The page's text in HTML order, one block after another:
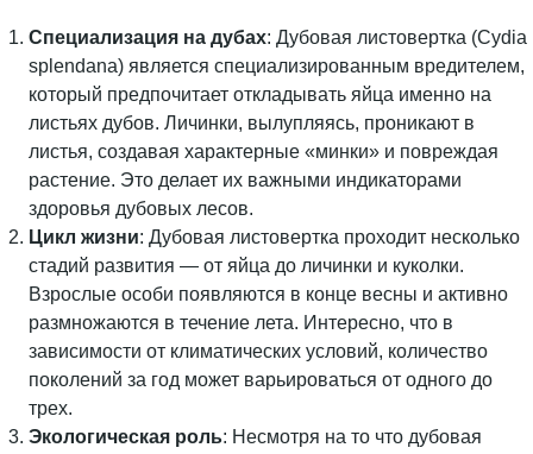
Специализация на дубах: Дубовая листовертка (Cydia
splendana) является специализированным вредителем,
который предпочитает откладывать яйца именно на
листьях дубов. Личинки, вылупляясь, проникают в
листья, создавая характерные «минки» и повреждая
растение. Это делает их важными индикаторами
здоровья дубовых лесов.
Цикл жизни: Дубовая листовертка проходит несколько
стадий развития — от яйца до личинки и куколки.
Взрослые особи появляются в конце весны и активно
размножаются в течение лета. Интересно, что в
зависимости от климатических условий, количество
поколений за год может варьироваться от одного до
трех.
Экологическая роль: Несмотря на то что дубовая